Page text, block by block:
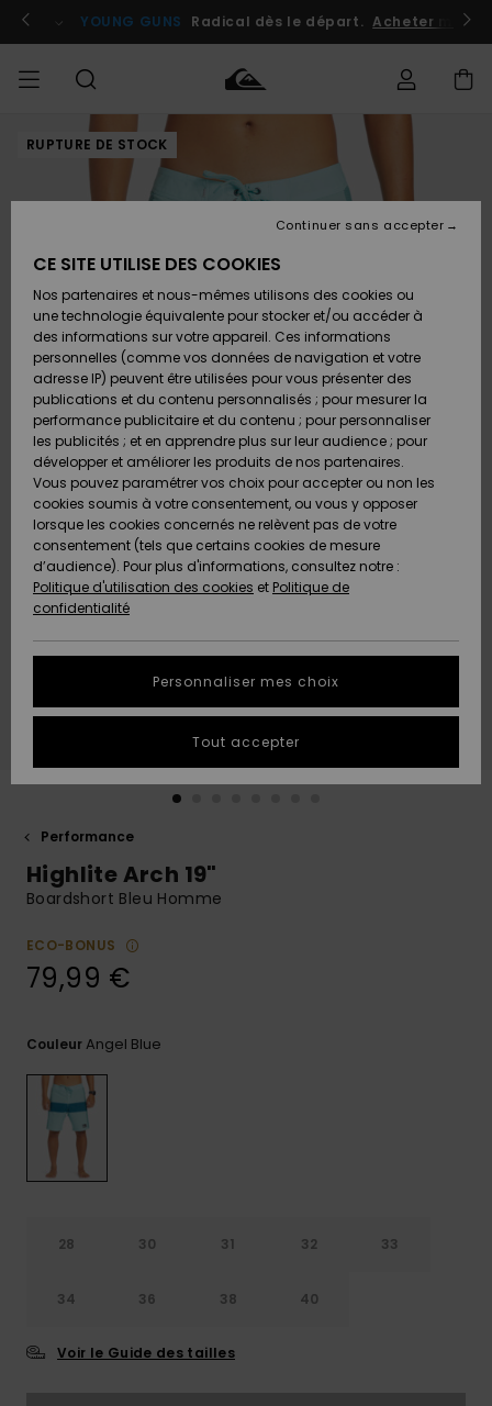
l'information
le
Se connecter / s'inscrire
YOUNG GUNS Radical dès le départ. Acheter
HOMME Vêtements
Chaussures
& Tongs
Surf
Snow
Nouveautés
A
Découvrir
Vêtements
Chaussures
& Tongs
Surf
Snow
Nouveautés
A
Découvrir
FEMME
Shop
A
Découvrir
Snow
SURF
Surf
Shop
Surf
Shop
Enfant
Highlights
Communauté
SNOW
Snow
Shop
Snow
Shop
Enfant
Snow
Shop
Femme
A
Découvrir
Communauté
OUTLET
Outlet
Homme
Enfant
Outlet
Femme
AIDE &
CONTACT
Accéder à
ma
commande
Retours
Paiement
Carte
Cadeau
Quiksilver
Freedom
Protection
des
tailles
conversation
plus rapide
à votre
réponses
Consulter
MAGASINS
QUIKSILVER
RUPTURE DE STOCK
Performance
Highlite Arch 19"
Boardshort Bleu Homme
ECO-BONUS
79,99 €
CouleurAngel Blue
28 30 31 32 33
34 36 38 40
Voir le Guide des tailles
CE SITE UTILISE DES COOKIES
Nos partenaires et nous-mêmes utilisons des cookies ou
une technologie équivalente pour stocker et/ou accéder à
des informations sur votre appareil. Ces informations
personnelles (comme vos données de navigation et votre
adresse IP) peuvent être utilisées pour vous présenter des
publications et du contenu personnalisés ; pour mesurer la
performance publicitaire et du contenu ; pour personnaliser
les publicités ; et en apprendre plus sur leur audience ; pour
développer et améliorer les produits de nos partenaires.
Vous pouvez paramétrer vos choix pour accepter ou non les
cookies soumis à votre consentement, ou vous y opposer
lorsque les cookies concernés ne relèvent pas de votre
consentement (tels que certains cookies de mesure
d’audience). Pour plus d'informations, consultez notre :
Politique d'utilisation des cookies et Politique de
confidentialité
Personnaliser mes choix
Continuer sans accepter
Tout accepter